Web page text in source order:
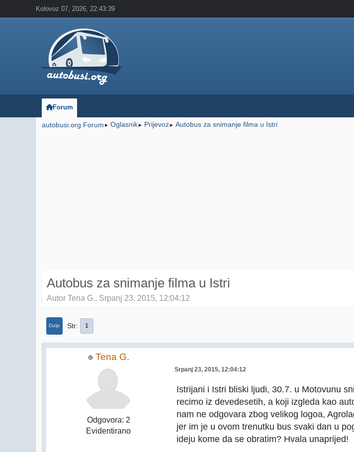
Kolovoz 07, 2026, 22:43:39
Forum
autobusi.org Forum ► Oglasnik► Prijevoz► Autobus za snimanje filma u Istri
Autobus za snimanje filma u Istri
Autor Tena G., Srpanj 23, 2015, 12:04:12
Dolje Str 1
Tena G.
Odgovora: 2
Evidentirano
Srpanj 23, 2015, 12:04:12
Istrijani i Istri bliski ljudi, 30.7. u Motovunu
recimo iz devedesetih, a koji izgleda kao
nam ne odgovara zbog velikog logoa,
jer im je u ovom trenutku bus svaki dan u
ideju kome da se obratim? Hvala unaprijed!